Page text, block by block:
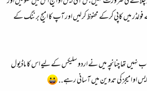
میں کاپی کرکے محفوظ کرلیں اور آپ کا امیج برننگ کے
نہیں تھا چنانچہ میں نے اردو سلیکس کے لیے اس کا ماڈیول
ایس او امیجز کی تدوین میں آسانی رہے..